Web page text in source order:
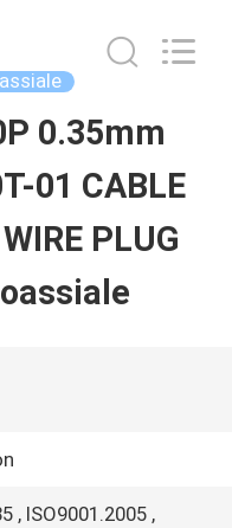
0.35mm
01 CABLE
PLUG
, ISO9001.2005 ,